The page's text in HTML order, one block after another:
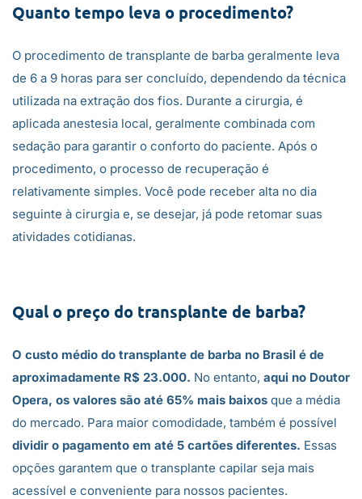
Quanto tempo leva o procedimento?
O procedimento de transplante de barba geralmente leva
de 6 a 9 horas para ser concluído, dependendo da técnica
utilizada na extração dos fios. Durante a cirurgia, é
aplicada anestesia local, geralmente combinada com
sedação para garantir o conforto do paciente. Após o
procedimento, o processo de recuperação é
relativamente simples. Você pode receber alta no dia
seguinte à cirurgia e, se desejar, já pode retomar suas
atividades cotidianas.
Qual o preço do transplante de barba?
O custo médio do transplante de barba no Brasil é de
aproximadamente R$ 23.000. No entanto, aqui no Doutor
Opera, os valores são até 65% mais baixos que a média
do mercado. Para maior comodidade, também é possível
dividir o pagamento em até 5 cartões diferentes. Essas
opções garantem que o transplante capilar seja mais
acessível e conveniente para nossos pacientes.